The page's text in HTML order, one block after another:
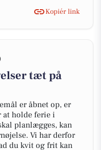
Kopiér link
tæt på
er åbnet op, er
at holde ferie i
planlægges, kan
Vi har derfor
du kvit og frit kan